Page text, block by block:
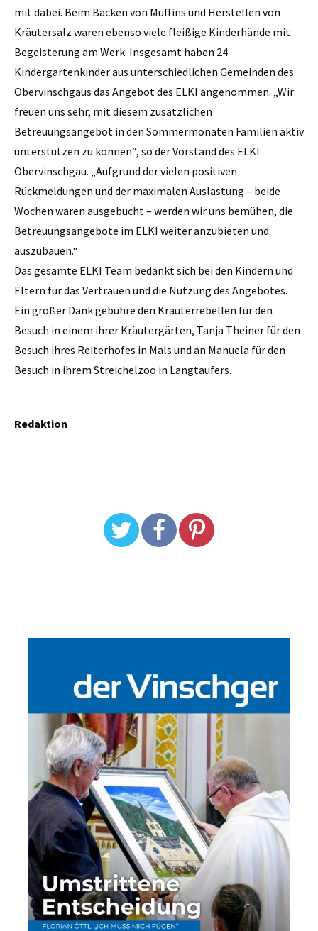
mit dabei. Beim Backen von Muffins und Herstellen von
Kräutersalz waren ebenso viele fleißige Kinderhände mit
Begeisterung am Werk. Insgesamt haben 24
Kindergartenkinder aus unterschiedlichen Gemeinden des
Obervinschgaus das Angebot des ELKI angenommen. „Wir
freuen uns sehr, mit diesem zusätzlichen
Betreuungsangebot in den Sommermonaten Familien aktiv
unterstützen zu können“, so der Vorstand des ELKI
Obervinschgau. „Aufgrund der vielen positiven
Rückmeldungen und der maximalen Auslastung – beide
Wochen waren ausgebucht – werden wir uns bemühen, die
Betreuungsangebote im ELKI weiter anzubieten und
auszubauen.“
Das gesamte ELKI Team bedankt sich bei den Kindern und
Eltern für das Vertrauen und die Nutzung des Angebotes.
Ein großer Dank gebühre den Kräuterrebellen für den
Besuch in einem ihrer Kräutergärten, Tanja Theiner für den
Besuch ihres Reiterhofes in Mals und an Manuela für den
Besuch in ihrem Streichelzoo in Langtaufers.
Redaktion